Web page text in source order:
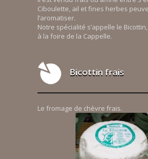
Ciboulette, ail et fines herbes
l’aromatiser.
Notre spécialité s’appelle le
à la foire de la Cappelle.
Bicottin frais
Le fromage de chèvre frais.